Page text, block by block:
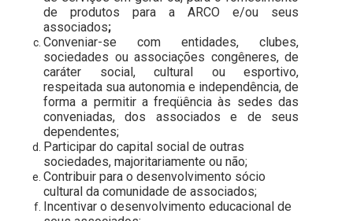
de produtos para a ARCO e/ou seus
associados;
Conveniar-se com entidades, clubes,
sociedades ou associações congêneres, de
caráter social, cultural ou esportivo,
respeitada sua autonomia e independência, de
forma a permitir a freqüência às sedes das
conveniadas, dos associados e de seus
dependentes;
Participar do capital social de outras
sociedades, majoritariamente ou não;
Contribuir para o desenvolvimento sócio
cultural da comunidade de associados;
Incentivar o desenvolvimento educacional de